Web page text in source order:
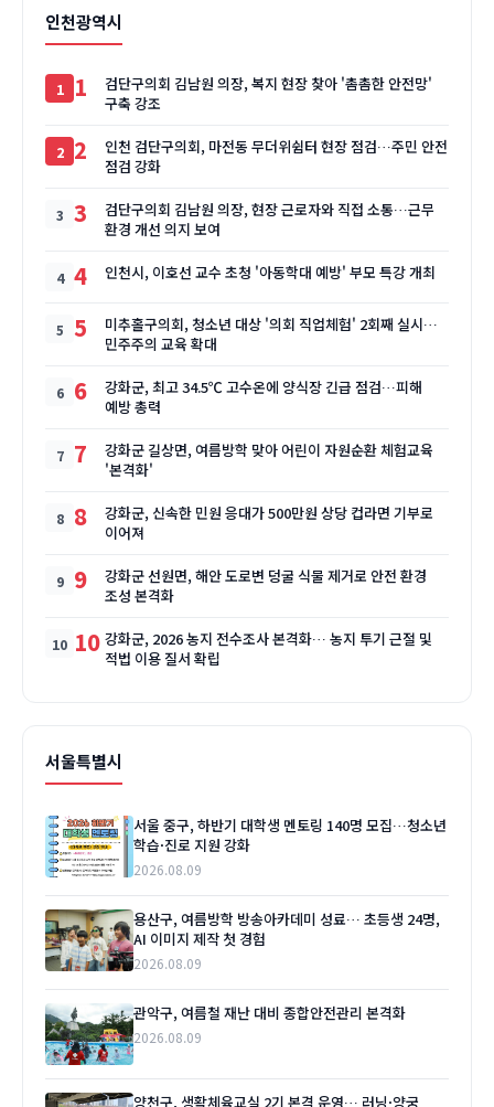
인천광역시
1
검단구의회 김남원 의장, 복지 현장 찾아 '촘촘한 안전망'
구축 강조
2
인천 검단구의회, 마전동 무더위쉼터 현장 점검…주민 안전
점검 강화
3
검단구의회 김남원 의장, 현장 근로자와 직접 소통…근무
환경 개선 의지 보여
4 인천시, 이호선 교수 초청 '아동학대 예방' 부모 특강 개최
5
미추홀구의회, 청소년 대상 '의회 직업체험' 2회째 실시…
민주주의 교육 확대
6
강화군, 최고 34.5℃ 고수온에 양식장 긴급 점검…피해
예방 총력
7
강화군 길상면, 여름방학 맞아 어린이 자원순환 체험교육
'본격화'
8
강화군, 신속한 민원 응대가 500만원 상당 컵라면 기부로
이어져
9
강화군 선원면, 해안 도로변 덩굴 식물 제거로 안전 환경
조성 본격화
10 강화군, 2026 농지 전수조사 본격화… 농지 투기 근절 및
적법 이용 질서 확립
서울특별시
서울 중구, 하반기 대학생 멘토링 140명 모집…청소년
학습·진로 지원 강화
2026.08.09
용산구, 여름방학 방송아카데미 성료… 초등생 24명,
AI 이미지 제작 첫 경험
2026.08.09
관악구, 여름철 재난 대비 종합안전관리 본격화
2026.08.09
양천구, 생활체육교실 2기 본격 운영… 러닝·양궁